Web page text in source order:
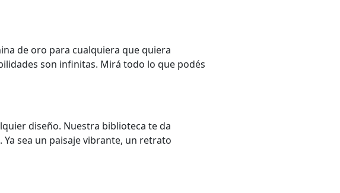
de oro para cualquiera que quiera
son infinitas. Mirá todo lo que podés
diseño. Nuestra biblioteca te da
sea un paisaje vibrante, un retrato